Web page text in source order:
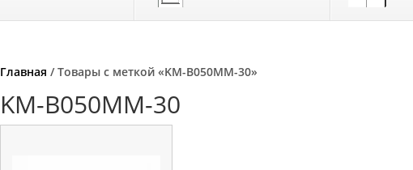
Главная / Товары с меткой «KM-B050MM-30»
KM-B050MM-30